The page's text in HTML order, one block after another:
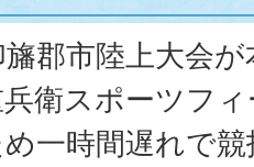
郡市陸上大会
衛スポーツフ
一時間遅れで